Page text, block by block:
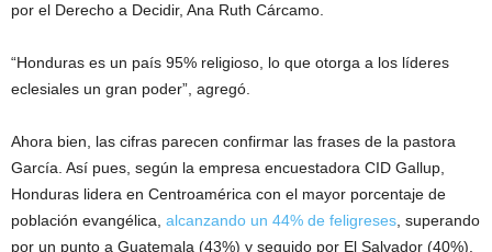
por el Derecho a Decidir, Ana Ruth Cárcamo.
“Honduras es un país 95% religioso, lo que otorga a los líderes
eclesiales un gran poder”, agregó.
Ahora bien, las cifras parecen confirmar las frases de la pastora
García. Así pues, según la empresa encuestadora CID Gallup,
Honduras lidera en Centroamérica con el mayor porcentaje de
población evangélica, alcanzando un 44% de feligreses , superando
por un punto a Guatemala (43%) y seguido por El Salvador (40%).